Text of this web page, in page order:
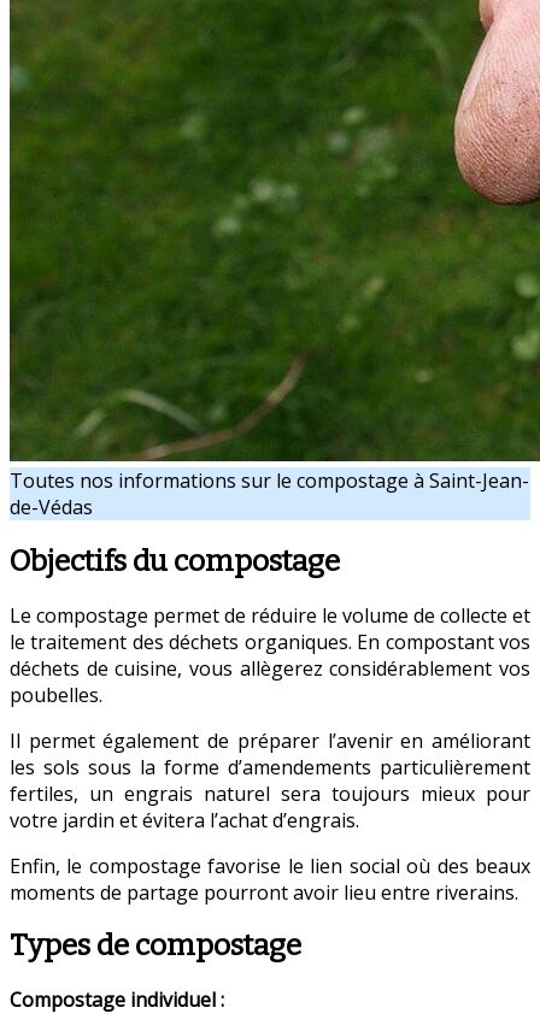
Toutes nos informations sur le compostage à Saint-Jean-
de-Védas
Objectifs du compostage
Le compostage permet de réduire le volume de collecte et
le traitement des déchets organiques. En compostant vos
déchets de cuisine, vous allègerez considérablement vos
poubelles.
Il permet également de préparer l’avenir en améliorant
les sols sous la forme d’amendements particulièrement
fertiles, un engrais naturel sera toujours mieux pour
votre jardin et évitera l’achat d’engrais.
Enfin, le compostage favorise le lien social où des beaux
moments de partage pourront avoir lieu entre riverains.
Types de compostage
Compostage individuel :